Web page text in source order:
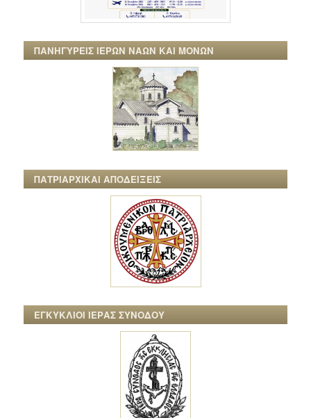
ΠΑΝΗΓΥΡΕΙΣ ΙΕΡΩΝ ΝΑΩΝ ΚΑΙ ΜΟΝΩΝ
ΠΑΤΡΙΑΡΧΙΚΑΙ ΑΠΟΔΕΙΞΕΙΣ
ΕΓΚΥΚΛΙΟΙ ΙΕΡΑΣ ΣΥΝΟΔΟΥ